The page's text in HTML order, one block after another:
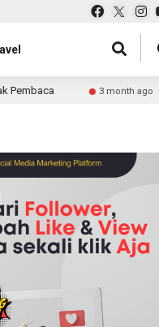
3 month ago Pabrik Tas